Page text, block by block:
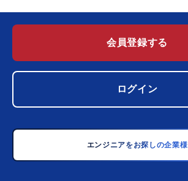
会員登録する
ログイン
エンジニアをお探しの企業様